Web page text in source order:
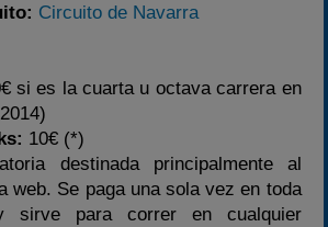
Circuito de Navarra
si es la cuarta u octava carrera en
10€ (*)
destinada principalmente al
web. Se paga una sola vez en toda
sirve para correr en cualquier